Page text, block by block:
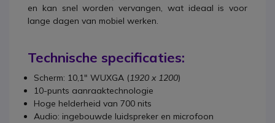
en kan snel worden vervangen, wat ideaal is voor
lange dagen van mobiel werken.
Technische specificaties:
Scherm: 10,1" WUXGA (1920 x 1200)
10-punts aanraaktechnologie
Hoge helderheid van 700 nits
Audio: ingebouwde luidspreker en microfoon